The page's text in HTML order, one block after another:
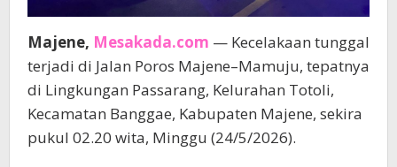
Majene, Mesakada.com — Kecelakaan tunggal
terjadi di Jalan Poros Majene–Mamuju, tepatnya
di Lingkungan Passarang, Kelurahan Totoli,
Kecamatan Banggae, Kabupaten Majene, sekira
pukul 02.20 wita, Minggu (24/5/2026).